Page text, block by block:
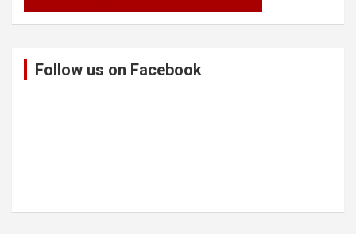
Follow us on Facebook